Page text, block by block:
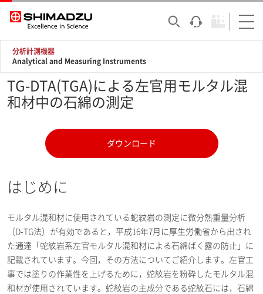
分析計測機器
Analytical and Measuring Instruments
TG-DTA(TGA)による左官用モルタル混
和材中の石綿の測定
ダウンロード
はじめに
モルタル混和材に使用されている蛇紋岩の測定に微分熱重量分析
（D-TG法）が有効であると，平成16年7月に厚生労働省から出され
た通達「蛇紋岩系左官モルタル混和材による石綿ばく露の防止」に
記載されています。今回，その方法についてご紹介します。左官工
事では塗りの作業性を上げるために，蛇紋岩を粉砕したモルタル混
和材が使用されています。蛇紋岩の主成分である蛇紋石には，石綿